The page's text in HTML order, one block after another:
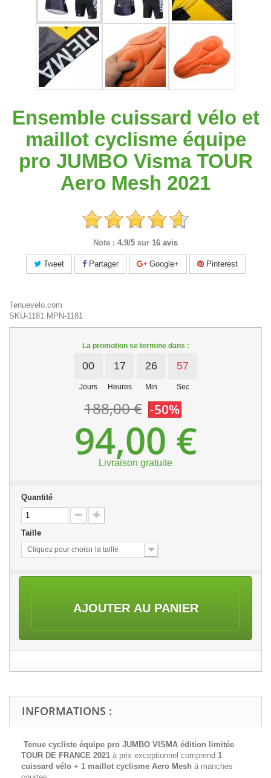
Ensemble cuissard vélo et
maillot cyclisme équipe
pro JUMBO Visma TOUR
Aero Mesh 2021
Note : 4.9/5 sur 16 avis
Tweet Partager Google+ Pinterest
Tenuevelo.com
SKU-1181 MPN-1181
La promotion se termine dans :
00
Jours
17
Heures
26
Min
56
Sec
188,00 € -50%
94,00 €
Livraison gratuite
Quantité
Taille
Cliquez pour choisir la taille
AJOUTER AU PANIER
INFORMATIONS :
Tenue cycliste équipe pro JUMBO VISMA édition limitée
TOUR DE FRANCE 2021 à prix exceptionnel comprend 1
cuissard vélo + 1 maillot cyclisme Aero Mesh à manches